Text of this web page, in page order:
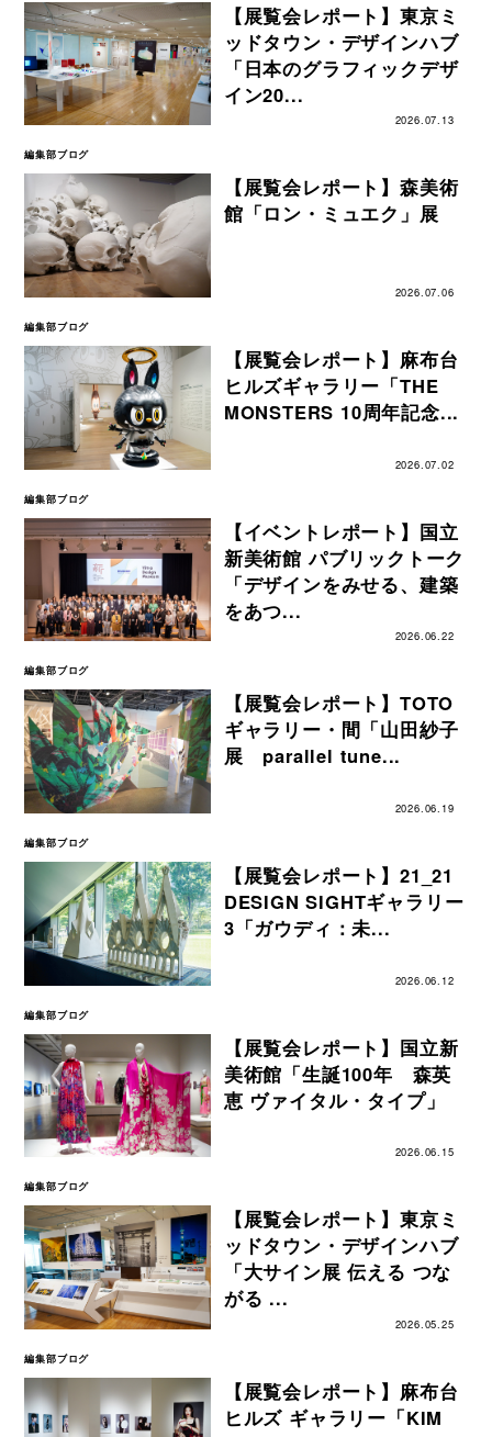
【展覧会レポート】東京ミ
ッドタウン・デザインハブ
「日本のグラフィックデザ
イン20...
2026.07.13
編集部ブログ
【展覧会レポート】森美術
館「ロン・ミュエク」展
2026.07.06
編集部ブログ
【展覧会レポート】麻布台
ヒルズギャラリー「THE
MONSTERS 10周年記念...
2026.07.02
編集部ブログ
【イベントレポート】国立
新美術館 パブリックトーク
「デザインをみせる、建築
をあつ...
2026.06.22
編集部ブログ
【展覧会レポート】TOTO
ギャラリー・間「山田紗子
展 parallel tune...
2026.06.19
編集部ブログ
【展覧会レポート】21_21
DESIGN SIGHTギャラリー
3「ガウディ：未...
2026.06.12
編集部ブログ
【展覧会レポート】国立新
美術館「生誕100年 森英
恵 ヴァイタル・タイプ」
2026.06.15
編集部ブログ
【展覧会レポート】東京ミ
ッドタウン・デザインハブ
「大サイン展 伝える つな
がる ...
2026.05.25
編集部ブログ
【展覧会レポート】麻布台
ヒルズ ギャラリー「KIM